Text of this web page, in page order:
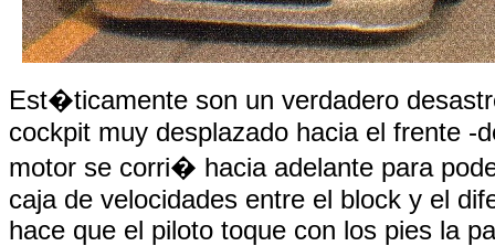
Est�ticamente son un verdadero
cockpit muy desplazado hacia el frente -
motor se corri� hacia adelante para
caja de velocidades entre el block y el
hace que el piloto toque con los pies la